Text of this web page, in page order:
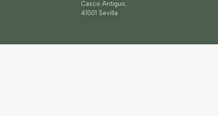
Casco Antiguo,
41001 Sevilla